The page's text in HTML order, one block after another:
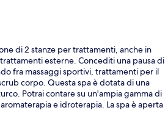
di 2 stanze per trattamenti, anche in
esterne. Concediti una pausa di
fra massaggi sportivi, trattamenti per il
corpo. Questa spa è dotata di una
Potrai contare su un'ampia gamma di
e idroterapia. La spa è aperta